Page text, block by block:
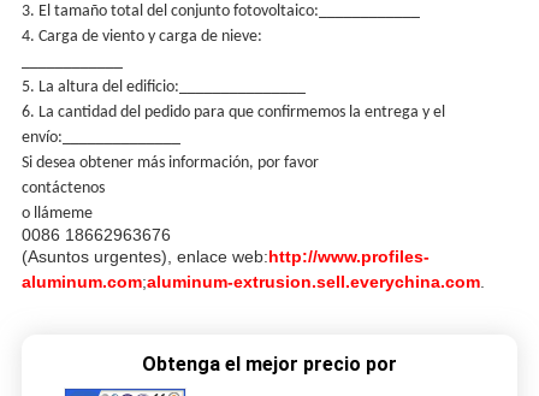
3. El tamaño total del conjunto fotovoltaico:____________
4. Carga de viento y carga de nieve:
5. La altura del edificio:_______________
6. La cantidad del pedido para que confirmemos la entrega y el
envío:______________
Si desea obtener más información, por favor
contáctenos
o llámeme
0086 18662963676
(Asuntos urgentes), enlace web:http://www.profiles-
aluminum.com;aluminum-extrusion.sell.everychina.com.
Obtenga el mejor precio por